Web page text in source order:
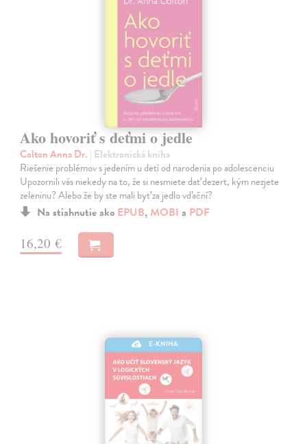
Ako hovoriť s deťmi o jedle
Colton Anna Dr. | Elektronická kniha
Riešenie problémov s jedením u detí od narodenia po adolescenciu
Upozornili vás niekedy na to, že si nesmiete dať dezert, kým nezjete
zeleninu? Alebo že by ste mali byť za jedlo vďační?
Na stiahnutie ako EPUB, MOBI a PDF
16,20 €
E-KNIHA